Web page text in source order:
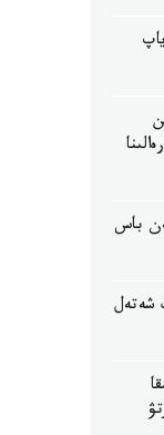
باس
وتپەك بولعان 4 مىڭ شەتەل